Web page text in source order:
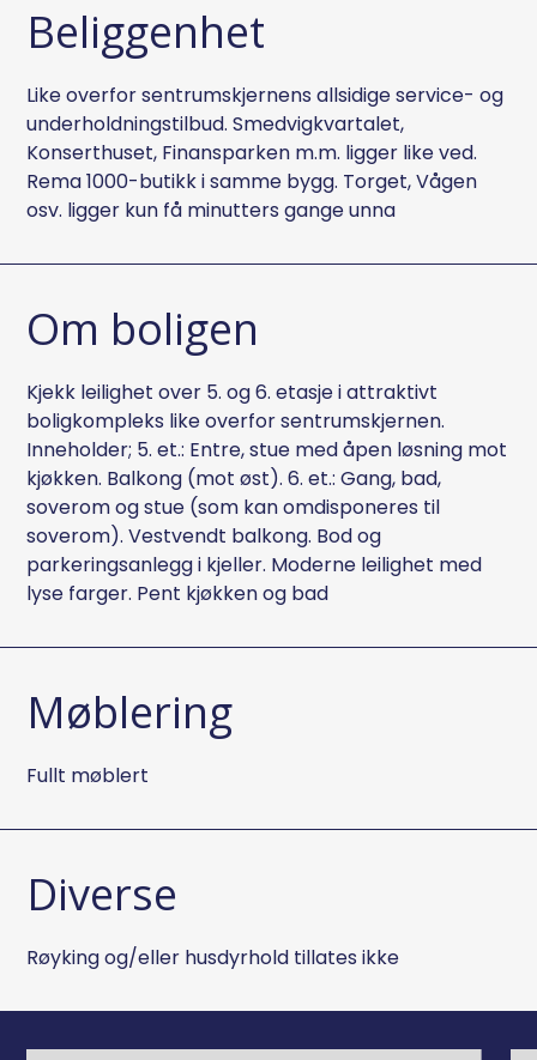
Beliggenhet
Like overfor sentrumskjernens allsidige service- og
underholdningstilbud. Smedvigkvartalet,
Konserthuset, Finansparken m.m. ligger like ved.
Rema 1000-butikk i samme bygg. Torget, Vågen
osv. ligger kun få minutters gange unna
Om boligen
Kjekk leilighet over 5. og 6. etasje i attraktivt
boligkompleks like overfor sentrumskjernen.
Inneholder; 5. et.: Entre, stue med åpen løsning mot
kjøkken. Balkong (mot øst). 6. et.: Gang, bad,
soverom og stue (som kan omdisponeres til
soverom). Vestvendt balkong. Bod og
parkeringsanlegg i kjeller. Moderne leilighet med
lyse farger. Pent kjøkken og bad
Møblering
Fullt møblert
Diverse
Røyking og/eller husdyrhold tillates ikke